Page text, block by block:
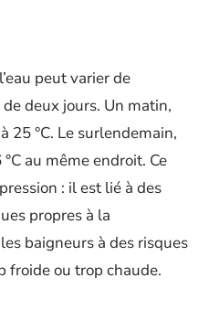
peut varier de
deux jours. Un matin,
25 °C. Le surlendemain,
au même endroit. Ce
: il est lié à des
propres à la
baigneurs à des risques
froide ou trop chaude.